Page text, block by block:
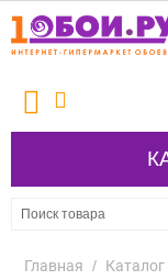
Главная /